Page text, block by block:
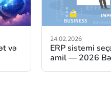
və
24.02.2026
ERP sistemi
amil — 2026